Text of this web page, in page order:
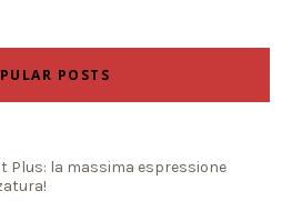
POSTS
Plus: la massima espressione